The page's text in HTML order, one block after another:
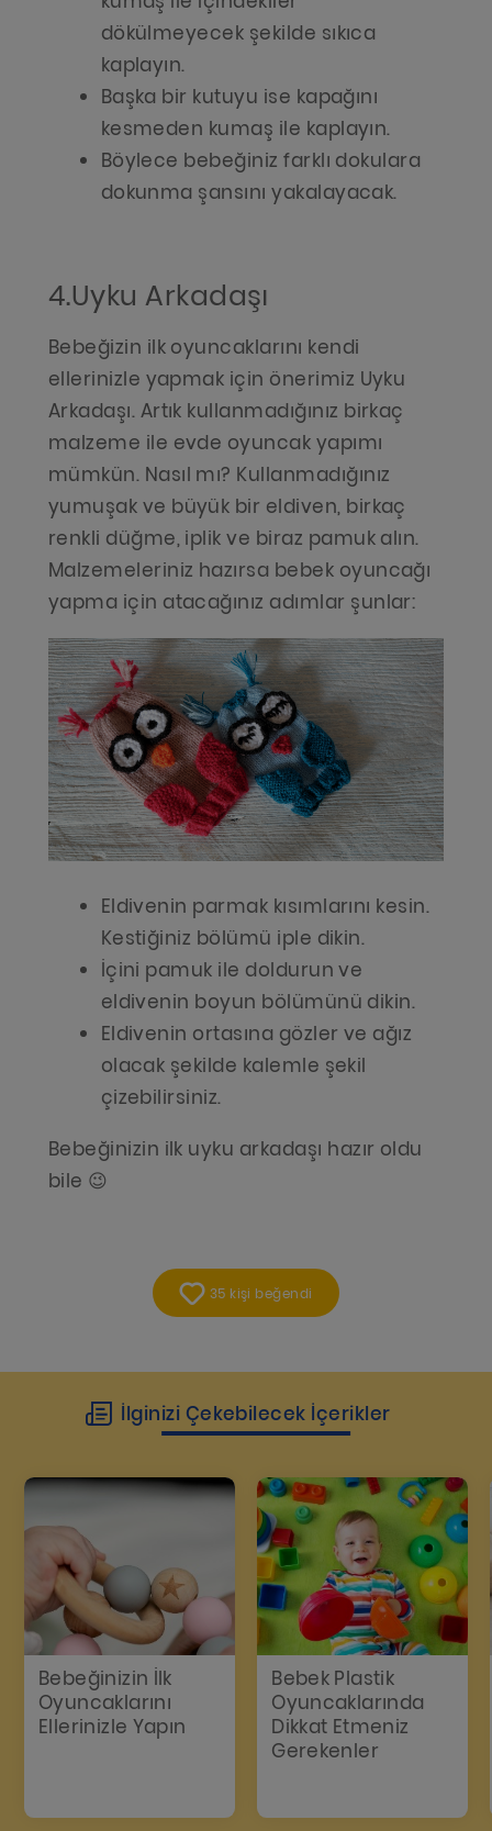
dökülmeyecek şekilde sıkıca
kaplayın.
Başka bir kutuyu ise kapağını
kesmeden kumaş ile kaplayın.
Böylece bebeğiniz farklı dokulara
dokunma şansını yakalayacak.
4.Uyku Arkadaşı
Bebeğizin ilk oyuncaklarını kendi
ellerinizle yapmak için önerimiz Uyku
Arkadaşı. Artık kullanmadığınız birkaç
malzeme ile evde oyuncak yapımı
mümkün. Nasıl mı? Kullanmadığınız
yumuşak ve büyük bir eldiven, birkaç
renkli düğme, iplik ve biraz pamuk alın.
Malzemeleriniz hazırsa bebek oyuncağı
yapma için atacağınız adımlar şunlar:
Eldivenin parmak kısımlarını kesin.
Kestiğiniz bölümü iple dikin.
İçini pamuk ile doldurun ve
eldivenin boyun bölümünü dikin.
Eldivenin ortasına gözler ve ağız
olacak şekilde kalemle şekil
çizebilirsiniz.
Bebeğinizin ilk uyku arkadaşı hazır oldu
bile 😉
35 kişi beğendi
İlginizi Çekebilecek İçerikler
Bebeğinizin İlk
Oyuncaklarını
Ellerinizle Yapın
Bebek Plastik
Oyuncaklarında
Dikkat Etmeniz
Gerekenler